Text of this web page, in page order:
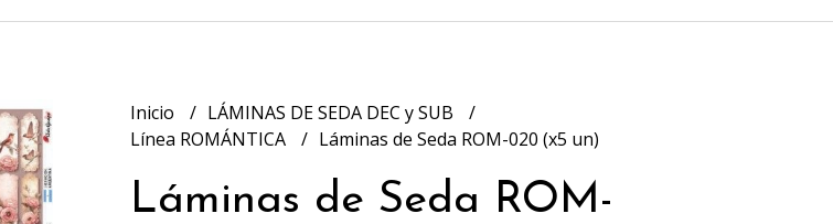
Inicio
LÁMINAS DE SEDA DEC y SUB
Línea ROMÁNTICA
Láminas de Seda ROM-020 (x5 un)
Láminas de Seda ROM-